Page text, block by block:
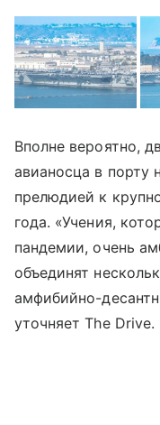
Вполне вероятно,
авианосца в порту
прелюдией к
года. «Учения,
пандемии, очень
объединят
амфибийно-
уточняет The Drive.